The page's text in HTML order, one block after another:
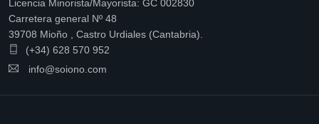
Licencia Minorista/Mayorista: GC 002830
Carretera general Nº 48
39708 Mioño , Castro Urdiales (Cantabria).
(+34) 628 570 952
info@soiono.com